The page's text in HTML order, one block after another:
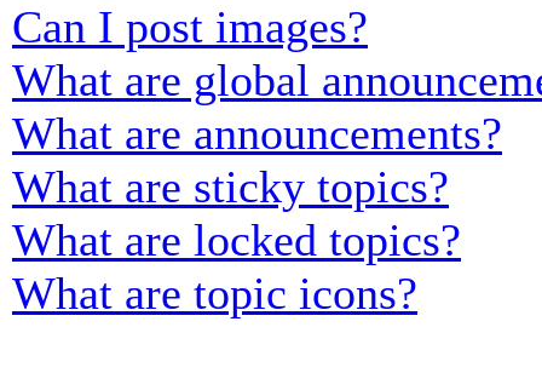
Can I post images?
What are global
What are announcements?
What are sticky topics?
What are locked topics?
What are topic icons?